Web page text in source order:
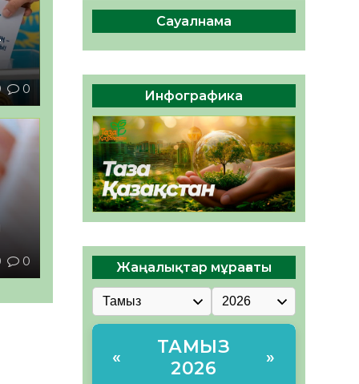
0
0
беруге дайын
ӘРБІР ДАУЫС – ҚОҒАМ
ДАМУЫНА ҚОСЫЛҒАН
ҮЛЕС
05.08.2026
37 0
Сауалнама
Инфографика
Жаңалықтар мұрағаты
«
ТАМЫЗ
2026
»